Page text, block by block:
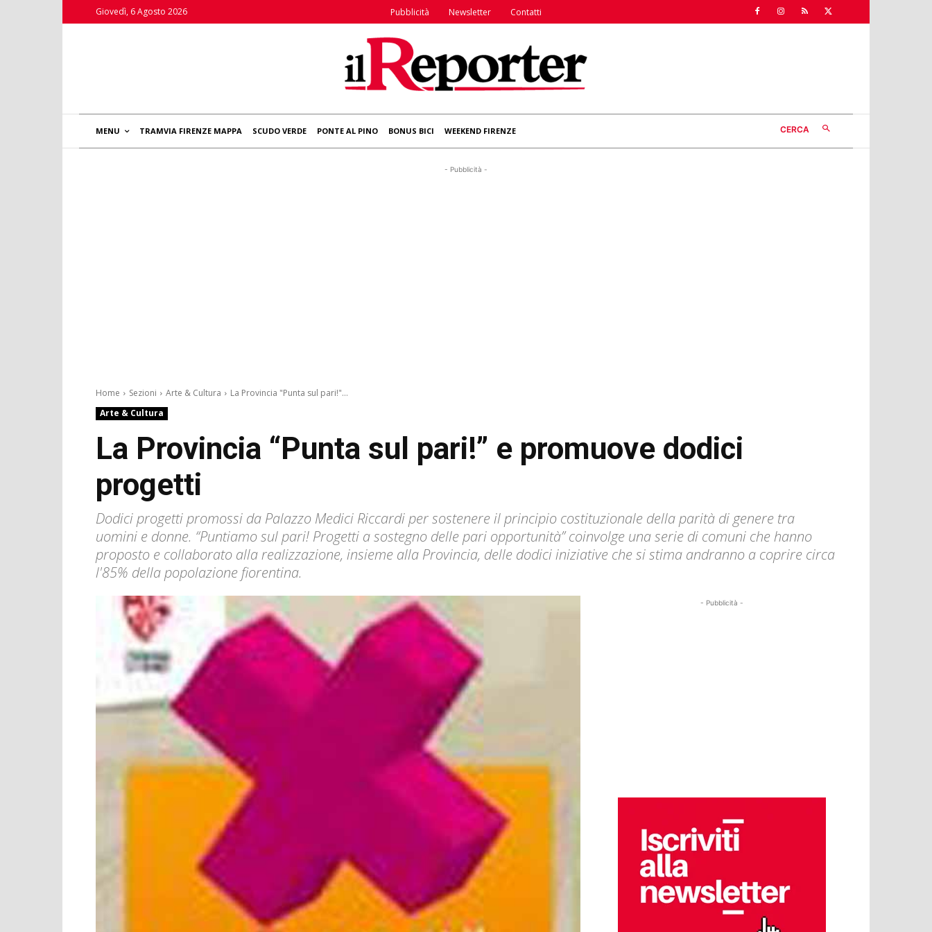
Giovedì, 6 Agosto 2026 Pubblicità Newsletter Contatti
MENU TRAMVIA FIRENZE MAPPA SCUDO VERDE PONTE AL PINO BONUS BICI WEEKEND FIRENZE CERCA
- Pubblicità -
Home Sezioni Arte & Cultura
La Provincia "Punta sul pari!"...
Arte & Cultura
La Provincia “Punta sul pari!” e promuove dodici
progetti
Dodici progetti promossi da Palazzo Medici Riccardi per sostenere il principio costituzionale della parità di genere tra
uomini e donne. “Puntiamo sul pari! Progetti a sostegno delle pari opportunità” coinvolge una serie di comuni che hanno
proposto e collaborato alla realizzazione, insieme alla Provincia, delle dodici iniziative che si stima andranno a coprire circa
l'85% della popolazione fiorentina.
- Pubblicità -